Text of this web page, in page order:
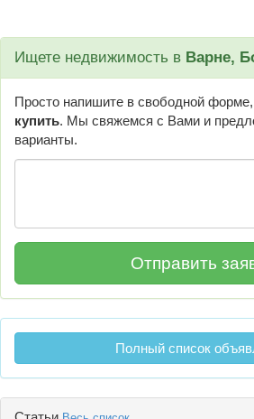
Ищете недвижимость в Варне,
Просто напишите в свободной
купить. Мы свяжемся с Вами и
варианты.
Полный список